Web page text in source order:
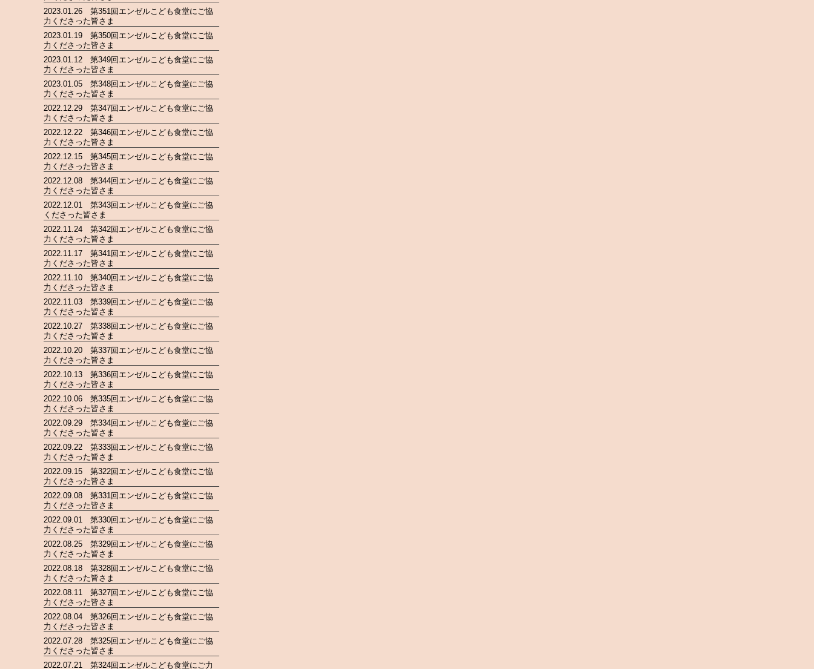
2023.01.26 第351回エンゼルこども食堂にご協
力くださった皆さま
2023.01.19 第350回エンゼルこども食堂にご協
力くださった皆さま
2023.01.12 第349回エンゼルこども食堂にご協
力くださった皆さま
2023.01.05 第348回エンゼルこども食堂にご協
力くださった皆さま
2022.12.29 第347回エンゼルこども食堂にご協
力くださった皆さま
2022.12.22 第346回エンゼルこども食堂にご協
力くださった皆さま
2022.12.15 第345回エンゼルこども食堂にご協
力くださった皆さま
2022.12.08 第344回エンゼルこども食堂にご協
力くださった皆さま
2022.12.01 第343回エンゼルこども食堂にご協
くださった皆さま
2022.11.24 第342回エンゼルこども食堂にご協
力くださった皆さま
2022.11.17 第341回エンゼルこども食堂にご協
力くださった皆さま
2022.11.10 第340回エンゼルこども食堂にご協
力くださった皆さま
2022.11.03 第339回エンゼルこども食堂にご協
力くださった皆さま
2022.10.27 第338回エンゼルこども食堂にご協
力くださった皆さま
2022.10.20 第337回エンゼルこども食堂にご協
力くださった皆さま
2022.10.13 第336回エンゼルこども食堂にご協
力くださった皆さま
2022.10.06 第335回エンゼルこども食堂にご協
力くださった皆さま
2022.09.29 第334回エンゼルこども食堂にご協
力くださった皆さま
2022.09.22 第333回エンゼルこども食堂にご協
力くださった皆さま
2022.09.15 第322回エンゼルこども食堂にご協
力くださった皆さま
2022.09.08 第331回エンゼルこども食堂にご協
力くださった皆さま
2022.09.01 第330回エンゼルこども食堂にご協
力くださった皆さま
2022.08.25 第329回エンゼルこども食堂にご協
力くださった皆さま
2022.08.18 第328回エンゼルこども食堂にご協
力くださった皆さま
2022.08.11 第327回エンゼルこども食堂にご協
力くださった皆さま
2022.08.04 第326回エンゼルこども食堂にご協
力くださった皆さま
2022.07.28 第325回エンゼルこども食堂にご協
力くださった皆さま
2022.07.21 第324回エンゼルこども食堂にご力